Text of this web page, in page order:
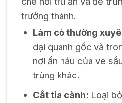
trưởng thành.
Làm cỏ thường
dại quanh gốc và
nơi ẩn náu của ve
trùng khác.
Cắt tỉa cành: Loại